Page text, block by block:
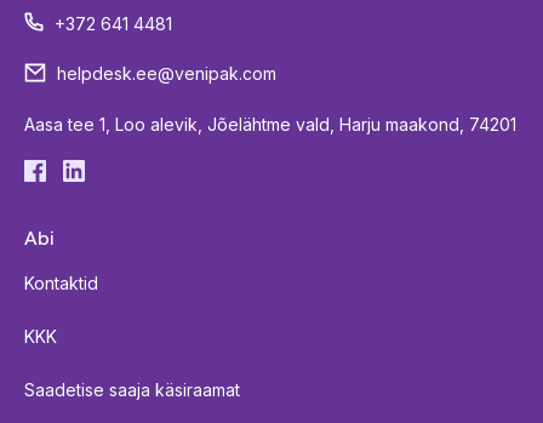
+372 641 4481
helpdesk.ee@venipak.com
Aasa tee 1, Loo alevik, Jõelähtme vald, Harju maakond, 74201
Abi
Kontaktid
KKK
Saadetise saaja käsiraamat